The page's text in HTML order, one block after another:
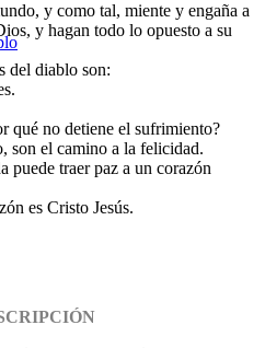
y como tal, miente y engaña a
y hagan todo lo opuesto a su
del diablo son:
qué no detiene el sufrimiento?
son el camino a la felicidad.
puede traer paz a un corazón
es Cristo Jesús.